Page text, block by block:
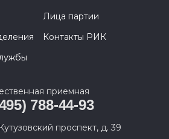
Лица партии
Контакты РИК
приемная
788-44-93
проспект, д. 39